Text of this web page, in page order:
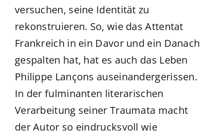
versuchen, seine Identität zu
rekonstruieren. So, wie das Attentat
Frankreich in ein Davor und ein Danach
gespalten hat, hat es auch das Leben
Philippe Lançons auseinandergerissen.
In der fulminanten literarischen
Verarbeitung seiner Traumata macht
der Autor so eindrucksvoll wie